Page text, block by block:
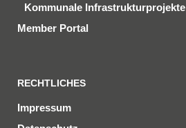
Kommunale Infrastrukturprojekte
Member Portal
RECHTLICHES
Impressum